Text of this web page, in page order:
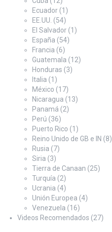
Ecuador (1)
EE.UU. (54)
El Salvador (1)
España (54)
Francia (6)
Guatemala (12)
Honduras (3)
Italia (1)
México (17)
Nicaragua (13)
Panamá (2)
Perú (36)
Puerto Rico (1)
Reino Unido de GB e IN (8)
Rusia (7)
Siria (3)
Tierra de Canaan (25)
Turquía (2)
Ucrania (4)
Unión Europea (4)
Venezuela (16)
Videos Recomendados (27)